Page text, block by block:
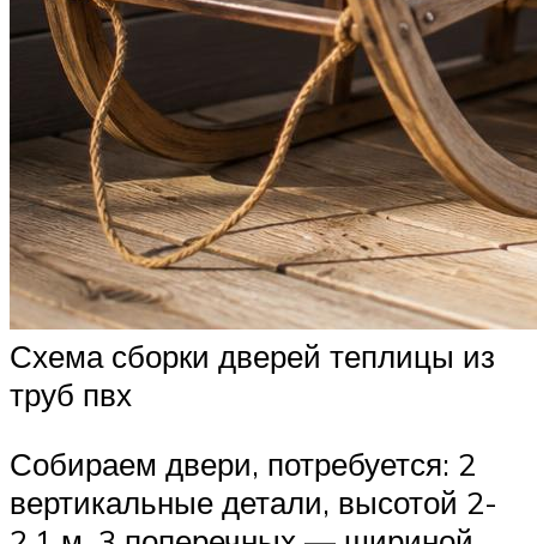
Схема сборки дверей теплицы из
труб пвх
Собираем двери, потребуется: 2
вертикальные детали, высотой 2-